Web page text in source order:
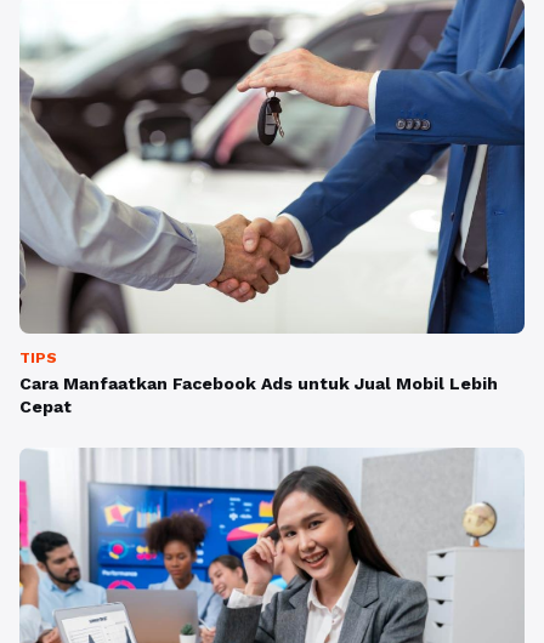
TIPS
Cara Manfaatkan Facebook Ads untuk Jual Mobil Lebih
Cepat